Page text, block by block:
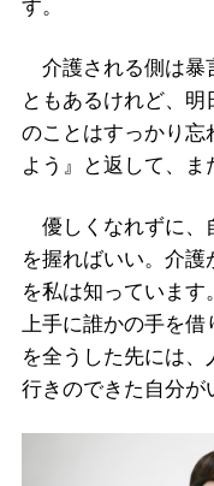
す。
介護される側は暴
ともあるけれど、明
のことはすっかり忘
よう』と返して、ま
優しくなれずに、
を握ればいい。介護
を私は知っています
上手に誰かの手を
を全うした先には
行きのできた自分が